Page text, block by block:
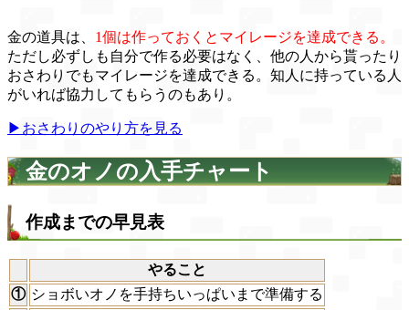
金の道具は、 1個は作っておくとマイレージを達成できる。
ただし必ずしも自分で作る必要はなく、他の人から貰ったり
おさわりでもマイレージを達成できる。知人に持っている人
がいれば協力してもらうのもあり。
▶おさわりのやり方を見る
金のオノの入手チャート
作成までの早見表
やること
① ショボいオノを手持ちいっぱいまで準備する